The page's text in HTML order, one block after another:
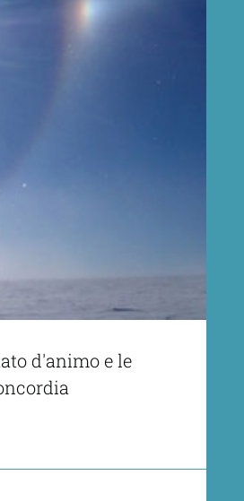
d'animo e le